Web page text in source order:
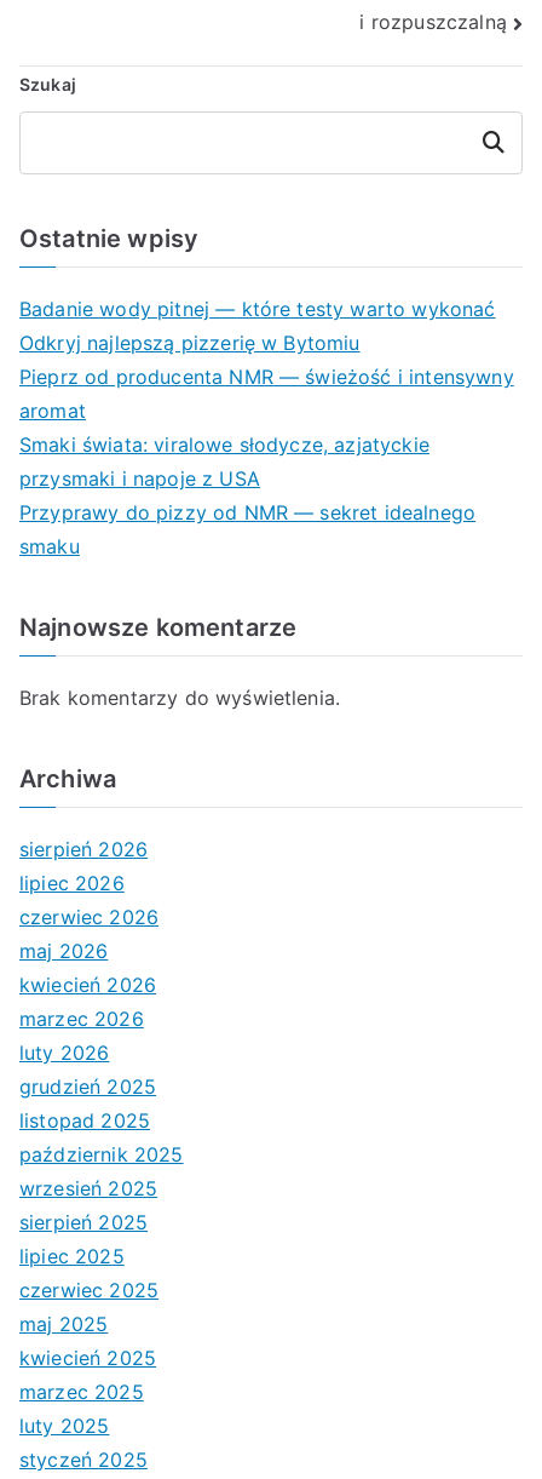
i rozpuszczalną
Szukaj
Szukaj
Ostatnie wpisy
Badanie wody pitnej — które testy warto wykonać
Odkryj najlepszą pizzerię w Bytomiu
Pieprz od producenta NMR — świeżość i intensywny
aromat
Smaki świata: viralowe słodycze, azjatyckie
przysmaki i napoje z USA
Przyprawy do pizzy od NMR — sekret idealnego
smaku
Najnowsze komentarze
Brak komentarzy do wyświetlenia.
Archiwa
sierpień 2026
lipiec 2026
czerwiec 2026
maj 2026
kwiecień 2026
marzec 2026
luty 2026
grudzień 2025
listopad 2025
październik 2025
wrzesień 2025
sierpień 2025
lipiec 2025
czerwiec 2025
maj 2025
kwiecień 2025
marzec 2025
luty 2025
styczeń 2025